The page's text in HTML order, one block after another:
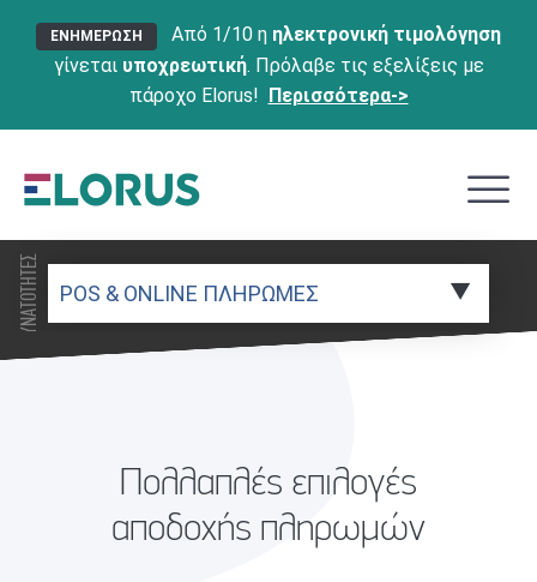
ΕΝΗΜΕΡΩΣΗ Από 1/10 η ηλεκτρονική τιμολόγηση
γίνεται υποχρεωτική. Πρόλαβε τις εξελίξεις με
πάροχο Elorus! Περισσότερα->
ΔΥΝΑΤΟΤΗΤΕΣ
Πολλαπλές επιλογές
αποδοχής πληρωμών